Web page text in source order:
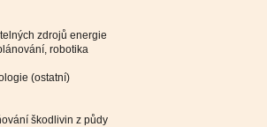
zdrojů energie
robotika
(ostatní)
škodlivin z půdy